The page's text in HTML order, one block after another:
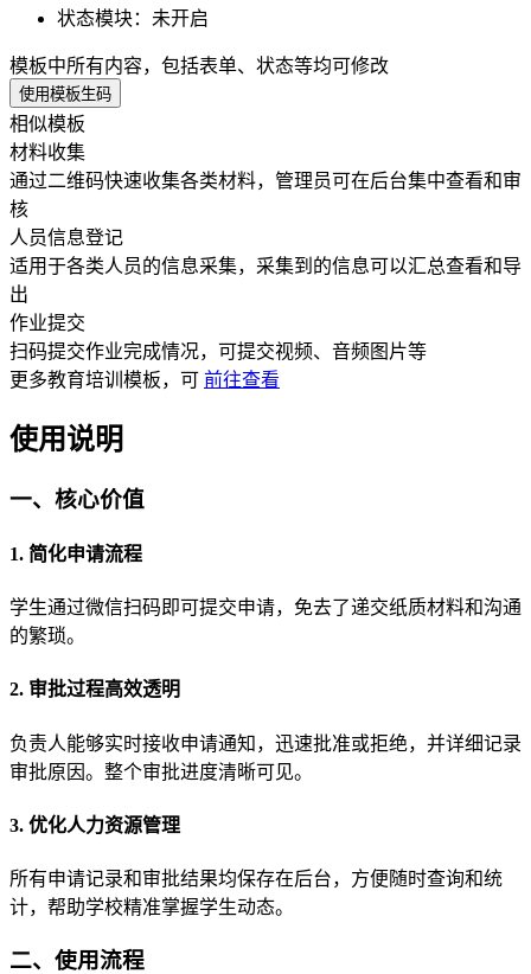
状态模块： 未开启
模板中所有内容，包括表单、状态等均可修改
使用模板生码
相似模板
材料收集
通过二维码快速收集各类材料，管理员可在后台集中查看和审
核
人员信息登记
适用于各类人员的信息采集，采集到的信息可以汇总查看和导
出
作业提交
扫码提交作业完成情况，可提交视频、音频图片等
更多教育培训 模板，可 前往查看
使用说明
一、核心价值
1. 简化申请流程
学生通过微信扫码即可提交申请，免去了递交纸质材料和沟通
的繁琐。
2. 审批过程高效透明
负责人能够实时接收申请通知，迅速批准或拒绝，并详细记录
审批原因。整个审批进度清晰可见。
3. 优化人力资源管理
所有申请记录和审批结果均保存在后台，方便随时查询和统
计，帮助学校精准掌握学生动态。
二、使用流程